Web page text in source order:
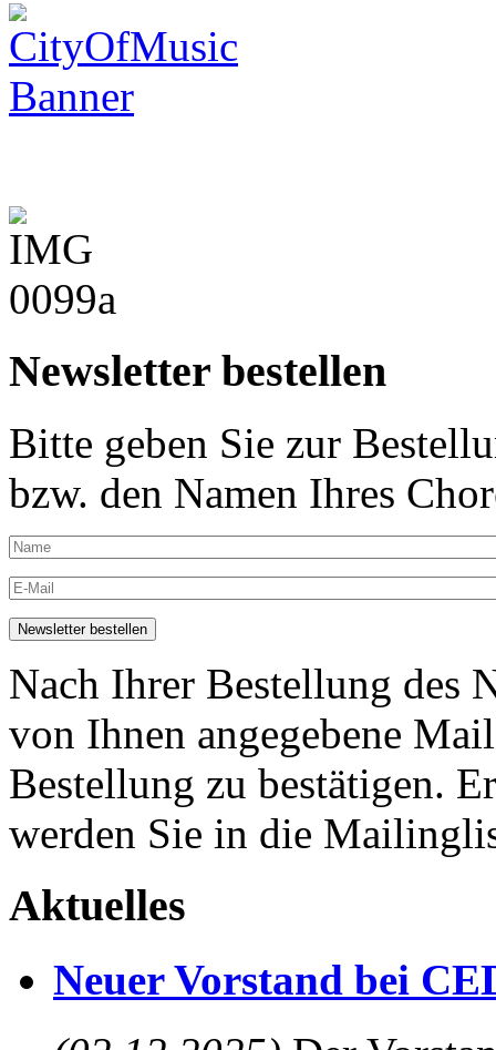
Newsletter bestellen
Bitte geben Sie zur
bzw. den Namen Ihres
Nach Ihrer Bestellung des
von Ihnen angegebene
Bestellung zu bestätigen.
werden Sie in die
Aktuelles
Neuer Vorstand bei